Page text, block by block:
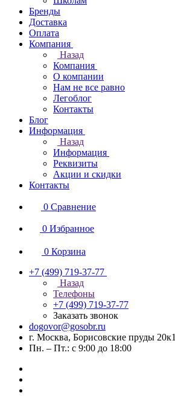
Бренды
Доставка
Оплата
Компания
Назад
Компания
О компании
Нам не все равно
Легоблог
Контакты
Блог
Информация
Назад
Информация
Реквизиты
Акции и скидки
Контакты
0 Сравнение
0 Избранное
0 Корзина
+7 (499) 719-37-77
Назад
Телефоны
+7 (499) 719-37-77
Заказать звонок
dogovor@gosobr.ru
г. Москва, Борисовские пруды 20к1
Пн. – Пт.: с 9:00 до 18:00